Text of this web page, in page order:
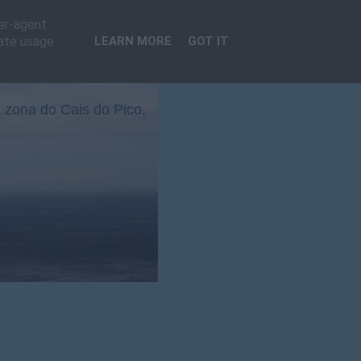
do Cais do Pico,
agent
usage
LEARN MORE GOT IT